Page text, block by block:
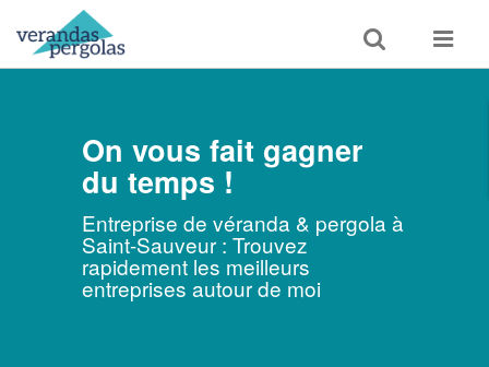
Toggle
search
Toggle
On vous fait gagner
du temps !
Entreprise de véranda & pergola à
Saint-Sauveur : Trouvez
rapidement les meilleurs
entreprises autour de moi